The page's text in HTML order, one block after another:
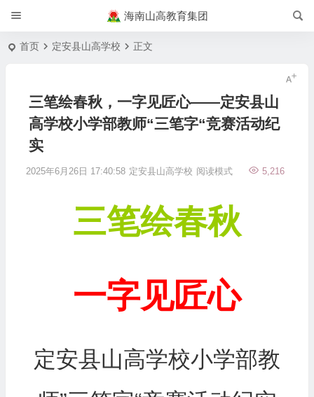
海南山高教育集团
首页 定安县山高学校 正文
三笔绘春秋，一字见匠心——定安县山
高学校小学部教师“三笔字“竞赛活动纪
实
2025年6月26日 17:40:58 定安县山高学校 5,216
阅读模式
三笔绘春秋
一字见匠心
定安县山高学校小学部教